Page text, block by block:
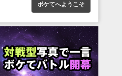
ボケてへようこそ